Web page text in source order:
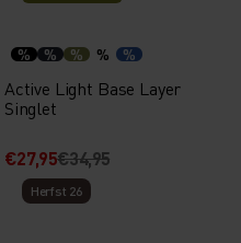
% % % % %
Active Light Base Layer
Singlet
€27,95€34,95
Herfst 26